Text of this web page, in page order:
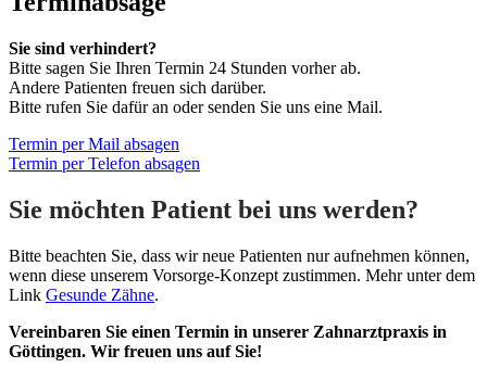
Sie sind verhindert?
Bitte sagen Sie Ihren Termin 24 Stunden vorher ab.
Andere Patienten freuen sich darüber.
Bitte rufen Sie dafür an oder senden Sie uns eine Mail.
Termin per Mail absagen
Termin per Telefon absagen
Sie möchten Patient bei uns werden?
Bitte beachten Sie, dass wir neue Patienten nur aufnehmen können,
wenn diese unserem Vorsorge-Konzept zustimmen. Mehr unter dem
Link Gesunde Zähne.
Vereinbaren Sie einen Termin in unserer Zahnarztpraxis in
Göttingen. Wir freuen uns auf Sie!